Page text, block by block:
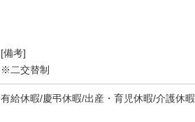
[備考]
※二交替制
有給休暇/慶弔休暇/出産・育児休暇/介護休暇